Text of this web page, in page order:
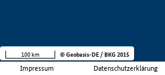
Impressum Datenschutzerklärung
100 km © Geobasis-DE / BKG 2015